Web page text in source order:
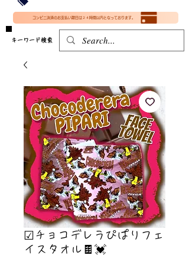
​(35000円（税込）未満のご購入は全国送料890円（沖縄・北海道除く）（梱包手数料込み）
コンビニ決済のお支払い期日は２４時間以内となっております。
​キーワード検索
☑︎チョコデレラぴぱりフェ
イスタオル🍫💓